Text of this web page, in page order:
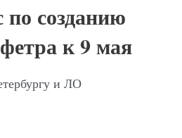
созданию
к 9 мая
и ЛО